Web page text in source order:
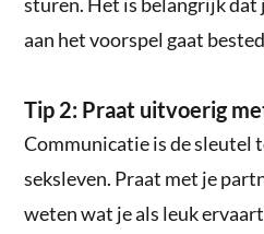
aan het voorspel gaat
Tip 2: Praat uitvoerig
Communicatie is de sleutel
seksleven. Praat met je
weten wat je als leuk